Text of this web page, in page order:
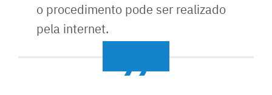
o procedimento pode ser realizado
pela internet.